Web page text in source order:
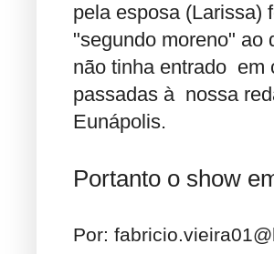
pela esposa (Larissa)
"segundo moreno" ao
não tinha entrado em
passadas à nossa
Eunápolis.
Portanto o show
Por: